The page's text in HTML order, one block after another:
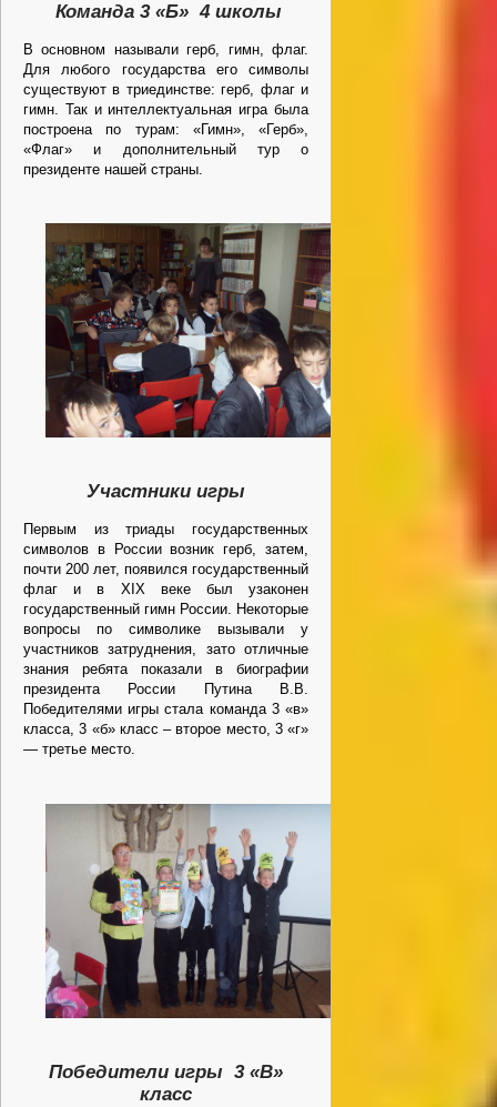
Команда 3 «Б» 4 школы
В основном называли герб, гимн, флаг.
Для любого государства его символы
существуют в триединстве: герб, флаг и
гимн. Так и интеллектуальная игра была
построена по турам: «Гимн», «Герб»,
«Флаг» и дополнительный тур о
президенте нашей страны.
Участники игры
Первым из триады государственных
символов в России возник герб, затем,
почти 200 лет, появился государственный
флаг и в XIX веке был узаконен
государственный гимн России. Некоторые
вопросы по символике вызывали у
участников затруднения, зато отличные
знания ребята показали в биографии
президента России Путина В.В.
Победителями игры стала команда 3 «в»
класса, 3 «б» класс – второе место, 3 «г»
— третье место.
Победители игры 3 «В»
класс